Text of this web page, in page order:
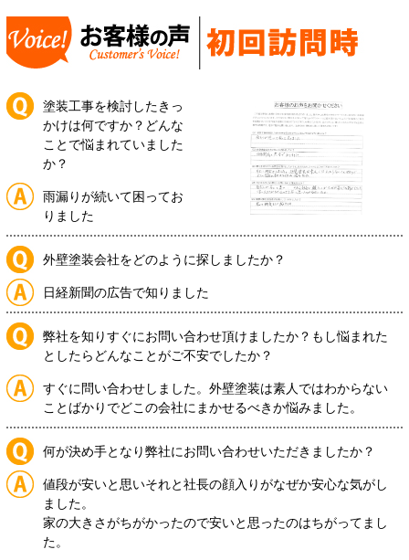
塗装工事を検討したきっ
かけは何ですか？どんな
ことで悩まれていました
か？
雨漏りが続いて困ってお
りました
外壁塗装会社をどのように探しましたか？
日経新聞の広告で知りました
弊社を知りすぐにお問い合わせ頂けましたか？もし悩まれた
としたらどんなことがご不安でしたか？
すぐに問い合わせしました。外壁塗装は素人ではわからない
ことばかりでどこの会社にまかせるべきか悩みました。
何が決め手となり弊社にお問い合わせいただきましたか？
値段が安いと思いそれと社長の顔入りがなぜか安心な気がし
ました。
家の大きさがちがかったので安いと思ったのはちがってまし
た。